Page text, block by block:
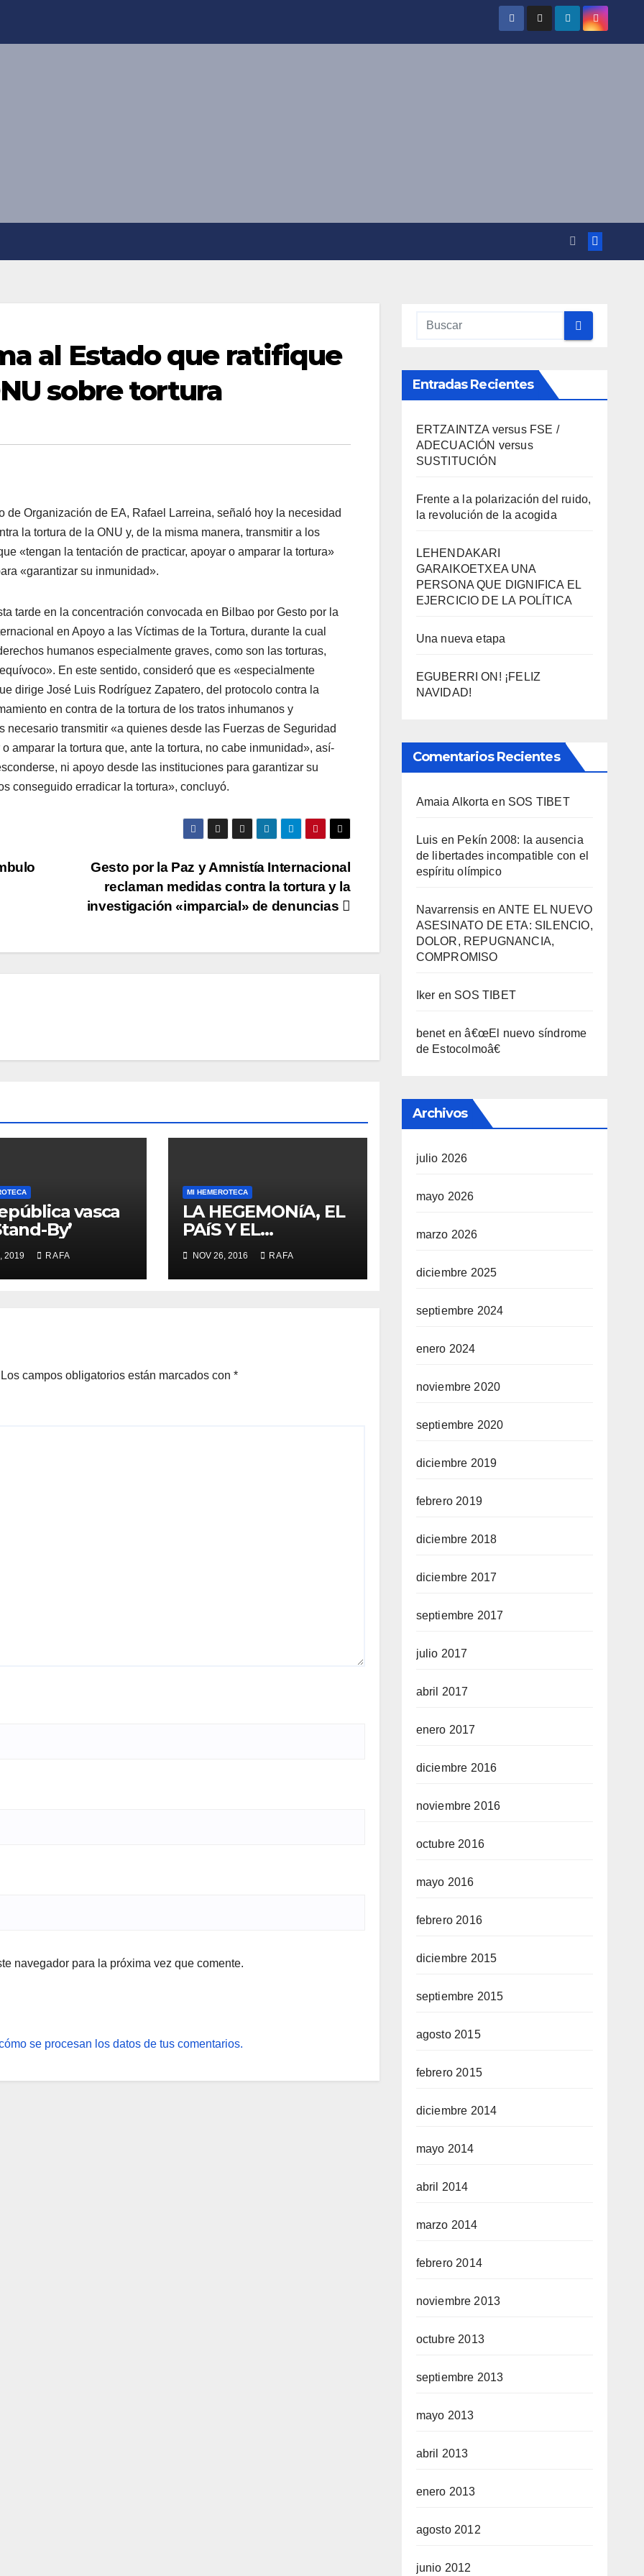
al Estado que ratifique
sobre tortura
de Organización de EA, Rafael Larreina, señaló hoy la necesidad
la tortura de la ONU y, de la misma manera, transmitir a los
«tengan la tentación de practicar, apoyar o amparar la tortura»
«garantizar su inmunidad».
tarde en la concentración convocada en Bilbao por Gesto por la
en Apoyo a las Ví­ctimas de la Tortura, durante la cual
humanos especialmente graves, como son las torturas,
En este sentido, consideró que es «especialmente
dirige José Luis Rodrí­guez Zapatero, del protocolo contra la
en contra de la tortura de los tratos inhumanos y
transmitir «a quienes desde las Fuerzas de Seguridad
amparar la tortura que, ante la tortura, no cabe inmunidad», así­
ni apoyo desde las instituciones para garantizar su
conseguido erradicar la tortura», concluyó.
Gesto por la Paz y Amnistí­a Internacional
reclaman medidas contra la tortura y la
investigación «imparcial» de denuncias
vasca
By’
2019 RAFA
MI HEMEROTECA
LA HEGEMONíA, EL
PAíS Y EL
«MOMENTO RAFA
LARREINA»
NOV 26, 2016 RAFA
Los campos obligatorios están marcados con *
navegador para la próxima vez que comente.
se procesan los datos de tus comentarios.
Entradas Recientes
ERTZAINTZA versus FSE /
ADECUACIÓN versus
SUSTITUCIÓN
Frente a la polarización del ruido,
la revolución de la acogida
LEHENDAKARI
GARAIKOETXEA UNA
PERSONA QUE DIGNIFICA EL
EJERCICIO DE LA POLÍTICA
Una nueva etapa
EGUBERRI ON! ¡FELIZ
NAVIDAD!
Comentarios Recientes
Amaia Alkorta en SOS TIBET
Luis en Pekí­n 2008: la ausencia
de libertades incompatible con el
espí­ritu olí­mpico
Navarrensis en ANTE EL NUEVO
ASESINATO DE ETA: SILENCIO,
DOLOR, REPUGNANCIA,
COMPROMISO
Iker en SOS TIBET
benetenâ€œEl nuevo sí­ndrome
de Estocolmoâ€
Archivos
julio 2026
mayo 2026
marzo 2026
diciembre 2025
septiembre 2024
enero 2024
noviembre 2020
septiembre 2020
diciembre 2019
febrero 2019
diciembre 2018
diciembre 2017
septiembre 2017
julio 2017
abril 2017
enero 2017
diciembre 2016
noviembre 2016
octubre 2016
mayo 2016
febrero 2016
diciembre 2015
septiembre 2015
agosto 2015
febrero 2015
diciembre 2014
mayo 2014
abril 2014
marzo 2014
febrero 2014
noviembre 2013
octubre 2013
septiembre 2013
mayo 2013
abril 2013
enero 2013
agosto 2012
junio 2012